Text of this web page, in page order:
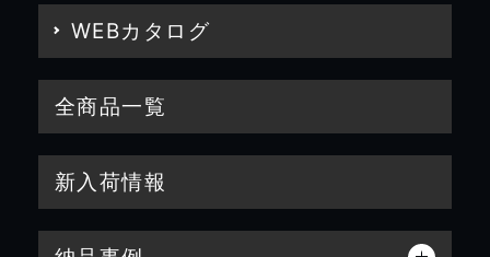
WEBカタログ
全商品一覧
新入荷情報